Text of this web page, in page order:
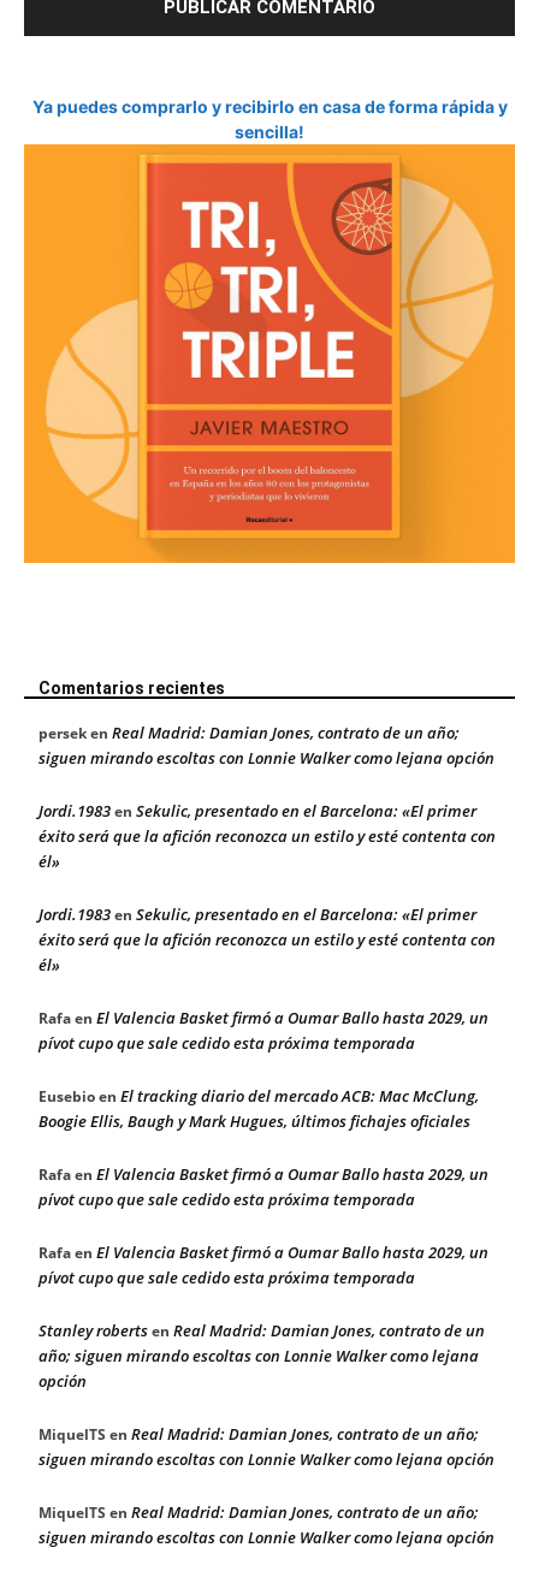
Ya puedes comprarlo y recibirlo en casa de forma rápida y
sencilla!
Comentarios recientes
perseken Real Madrid: Damian Jones, contrato de un año;
siguen mirando escoltas con Lonnie Walker como lejana opción
Jordi.1983en Sekulic, presentado en el Barcelona: «El primer
éxito será que la afición reconozca un estilo y esté contenta con
él»
Jordi.1983en Sekulic, presentado en el Barcelona: «El primer
éxito será que la afición reconozca un estilo y esté contenta con
él»
Rafaen El Valencia Basket firmó a Oumar Ballo hasta 2029, un
pívot cupo que sale cedido esta próxima temporada
Eusebioen El tracking diario del mercado ACB: Mac McClung,
Boogie Ellis, Baugh y Mark Hugues, últimos fichajes oficiales
Rafaen El Valencia Basket firmó a Oumar Ballo hasta 2029, un
pívot cupo que sale cedido esta próxima temporada
Rafaen El Valencia Basket firmó a Oumar Ballo hasta 2029, un
pívot cupo que sale cedido esta próxima temporada
Stanley robertsen Real Madrid: Damian Jones, contrato de un
año; siguen mirando escoltas con Lonnie Walker como lejana
opción
MiquelTS en Real Madrid: Damian Jones, contrato de un año;
siguen mirando escoltas con Lonnie Walker como lejana opción
MiquelTS en Real Madrid: Damian Jones, contrato de un año;
siguen mirando escoltas con Lonnie Walker como lejana opción